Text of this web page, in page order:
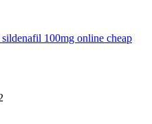
sildenafil 100mg online cheap